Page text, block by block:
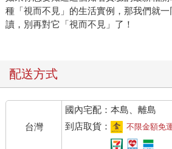
種「視而不見」的生活實例，那我們就
讀，別再對它「視而不見」了！
配送方式
台灣
國內宅配：本島、離島
到店取貨：
不限金額免